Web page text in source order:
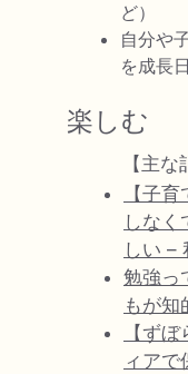
ど）
自分や
を成長
楽しむ
【主な
【子
しなく
しい –
勉強っ
もが知
【ず
ィア